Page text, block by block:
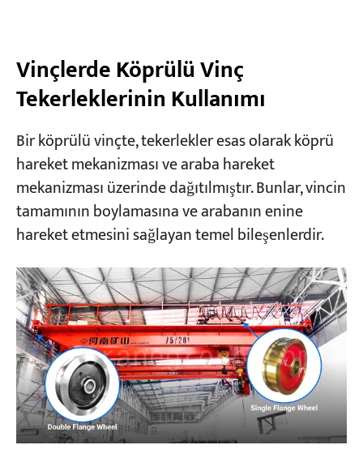
Vinçlerde Köprülü Vinç
Tekerleklerinin Kullanımı
Bir köprülü vinçte, tekerlekler esas olarak köprü
hareket mekanizması ve araba hareket
mekanizması üzerinde dağıtılmıştır. Bunlar, vincin
tamamının boylamasına ve arabanın enine
hareket etmesini sağlayan temel bileşenlerdir.